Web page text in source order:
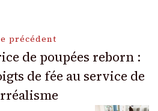
précédent
de poupées reborn :
de fée au service de